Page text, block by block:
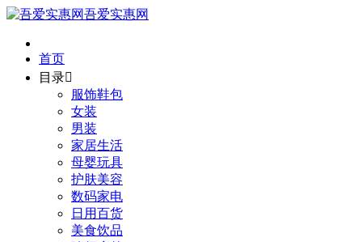
吾爱实惠网
首页
目录
服饰鞋包
女装
男装
家居生活
母婴玩具
护肤美容
数码家电
日用百货
美食饮品